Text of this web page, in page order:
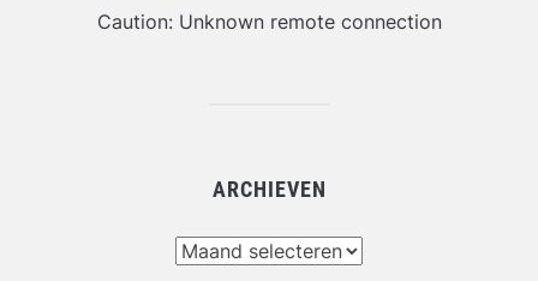
Caution: Unknown remote connection
ARCHIEVEN